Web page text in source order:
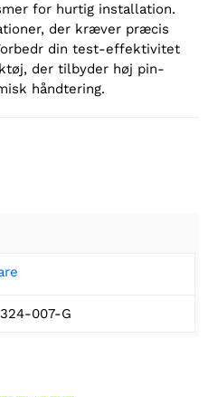
for hurtig installation.
der kræver præcis
din test-effektivitet
der tilbyder høj pin-
håndtering.
007-G